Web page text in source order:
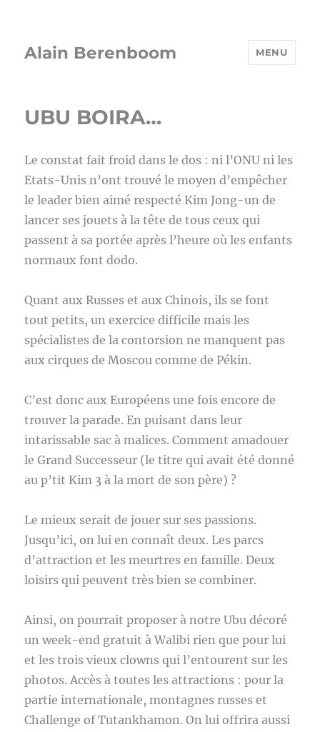
Alain Berenboom MENU
UBU BOIRA…
Le constat fait froid dans le dos : ni l’ONU ni les
Etats-Unis n’ont trouvé le moyen d’empêcher
le leader bien aimé respecté Kim Jong-un de
lancer ses jouets à la tête de tous ceux qui
passent à sa portée après l’heure où les enfants
normaux font dodo.
Quant aux Russes et aux Chinois, ils se font
tout petits, un exercice difficile mais les
spécialistes de la contorsion ne manquent pas
aux cirques de Moscou comme de Pékin.
C’est donc aux Européens une fois encore de
trouver la parade. En puisant dans leur
intarissable sac à malices. Comment amadouer
le Grand Successeur (le titre qui avait été donné
au p’tit Kim 3 à la mort de son père) ?
Le mieux serait de jouer sur ses passions.
Jusqu’ici, on lui en connaît deux. Les parcs
d’attraction et les meurtres en famille. Deux
loisirs qui peuvent très bien se combiner.
Ainsi, on pourrait proposer à notre Ubu décoré
un week-end gratuit à Walibi rien que pour lui
et les trois vieux clowns qui l’entourent sur les
photos. Accès à toutes les attractions : pour la
partie internationale, montagnes russes et
Challenge of Tutankhamon. On lui offrira aussi